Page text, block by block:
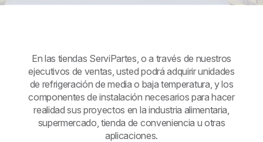
En las tiendas ServiPartes, o a través de nuestros
ejecutivos de ventas, usted podrá adquirir unidades
de refrigeración de media o baja temperatura, y los
componentes de instalación necesarios para hacer
realidad sus proyectos en la industria alimentaria,
supermercado, tienda de conveniencia u otras
aplicaciones.